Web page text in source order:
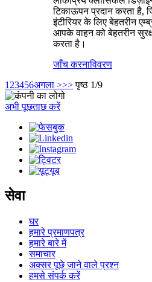
टिकाऊपन प्रदान करता है,
इंटीरियर के लिए बेहतरीन
आपके वाहन को बेहतरीन
करता है।
जाँच करनाविवरण
1 23456अगला >>> पृष्ठ 1/9
अभी पूछताछ करें
सेवा
घर
हमारे प्रमाणपत्र
हमारे बारे में
समाचार
अक्सर पूछे जाने वाले प्रश्न
हमसे संपर्क करें